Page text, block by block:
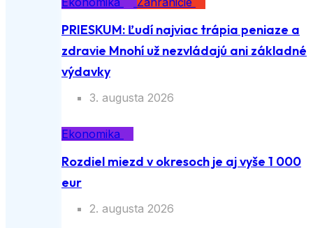
PRIESKUM: Ľudí najviac trápia peniaze a
zdravie Mnohí už nezvládajú ani základné
výdavky
3. augusta 2026
Ekonomika
Rozdiel miezd v okresoch je aj vyše 1 000
eur
2. augusta 2026